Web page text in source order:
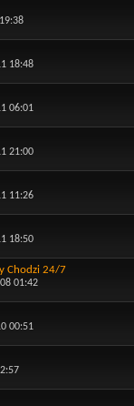
18:48
06:01
21:00
11:26
18:50
Chodzi 24/7
01:42
00:51